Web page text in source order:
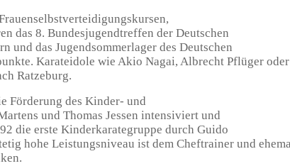
das 8. Bundesjugendtreffen der Deutschen
und das Jugendsommerlager des Deutschen
Karateidole wie Akio Nagai, Albrecht Pflüger
Ratzeburg.
Förderung des Kinder- und
und Thomas Jessen intensiviert und
die erste Kinderkarategruppe durch Guido
hohe Leistungsniveau ist dem Cheftrainer und